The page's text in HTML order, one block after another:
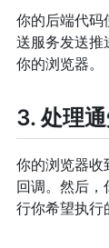
你的后端代码
送服务发送推
你的浏览器。
3. 处理
你的浏览器
回调。然后
行你希望执行